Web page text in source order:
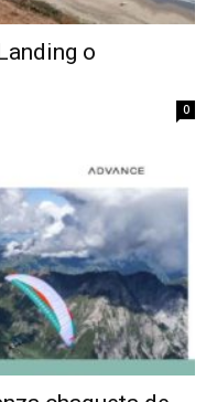
o
0